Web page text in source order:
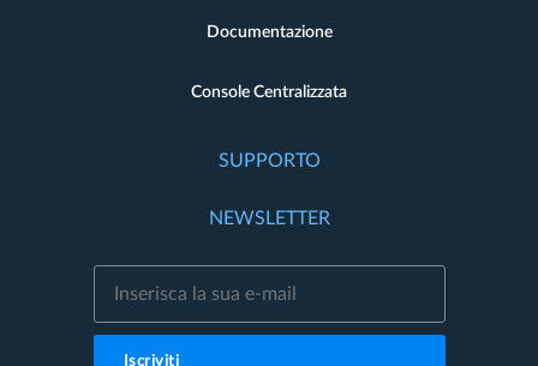
Documentazione
Console Centralizzata
SUPPORTO
NEWSLETTER
Iscriviti